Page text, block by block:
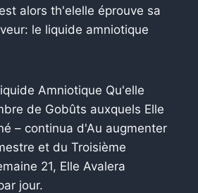
alors th'elelle éprouve sa
le liquide amniotique
Amniotique Qu'elle
de Gobûts auxquels Elle
– continua d'Au augmenter
et du Troisième
21, Elle Avalera
jour.